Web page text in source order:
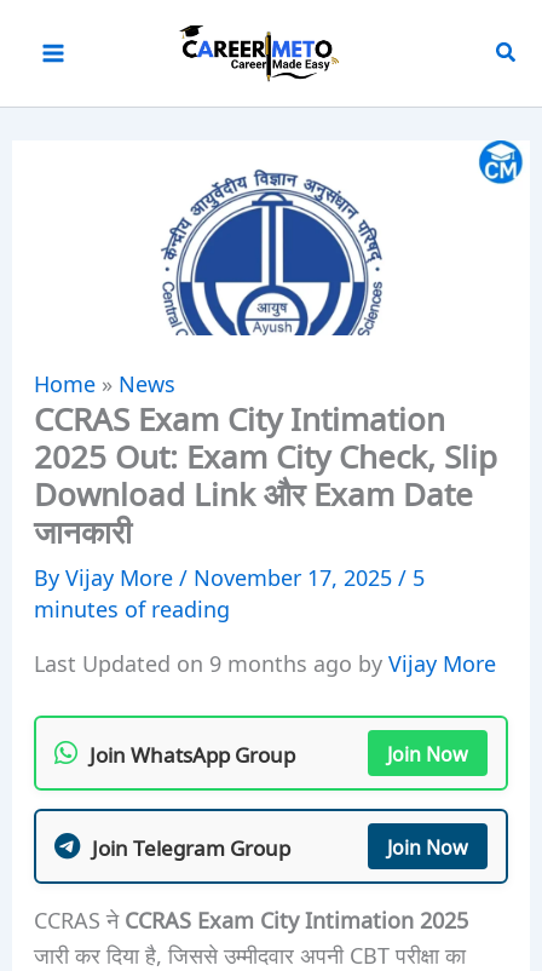
Home» News
CCRAS Exam City Intimation
2025 Out: Exam City Check, Slip
Download Link और Exam Date
जानकारी
ByVijay More/ November 17, 2025/ 5
minutes of reading
Last Updated on 9 months ago byVijay More
Join WhatsApp Group Join Now
Join Telegram Group Join Now
CCRAS नेCCRAS Exam City Intimation 2025
जारी कर दिया है, जिससे उम्मीदवार अपनी CBT परीक्षा का